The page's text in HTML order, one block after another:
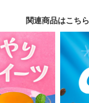
関連商品はこちら